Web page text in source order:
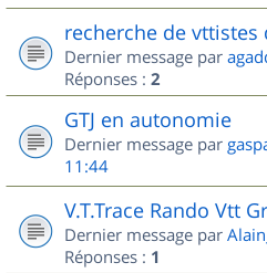
recherche de
Dernier message par
Réponses : 2
GTJ en autonomie
Dernier message par
11:44
V.T.Trace Rando Vtt
Dernier message par
Réponses : 1